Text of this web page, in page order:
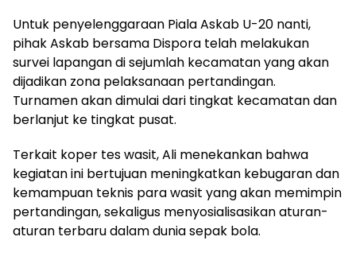
Untuk penyelenggaraan Piala Askab U-20 nanti,
pihak Askab bersama Dispora telah melakukan
survei lapangan di sejumlah kecamatan yang akan
dijadikan zona pelaksanaan pertandingan.
Turnamen akan dimulai dari tingkat kecamatan dan
berlanjut ke tingkat pusat.
Terkait koper tes wasit, Ali menekankan bahwa
kegiatan ini bertujuan meningkatkan kebugaran dan
kemampuan teknis para wasit yang akan memimpin
pertandingan, sekaligus menyosialisasikan aturan-
aturan terbaru dalam dunia sepak bola.